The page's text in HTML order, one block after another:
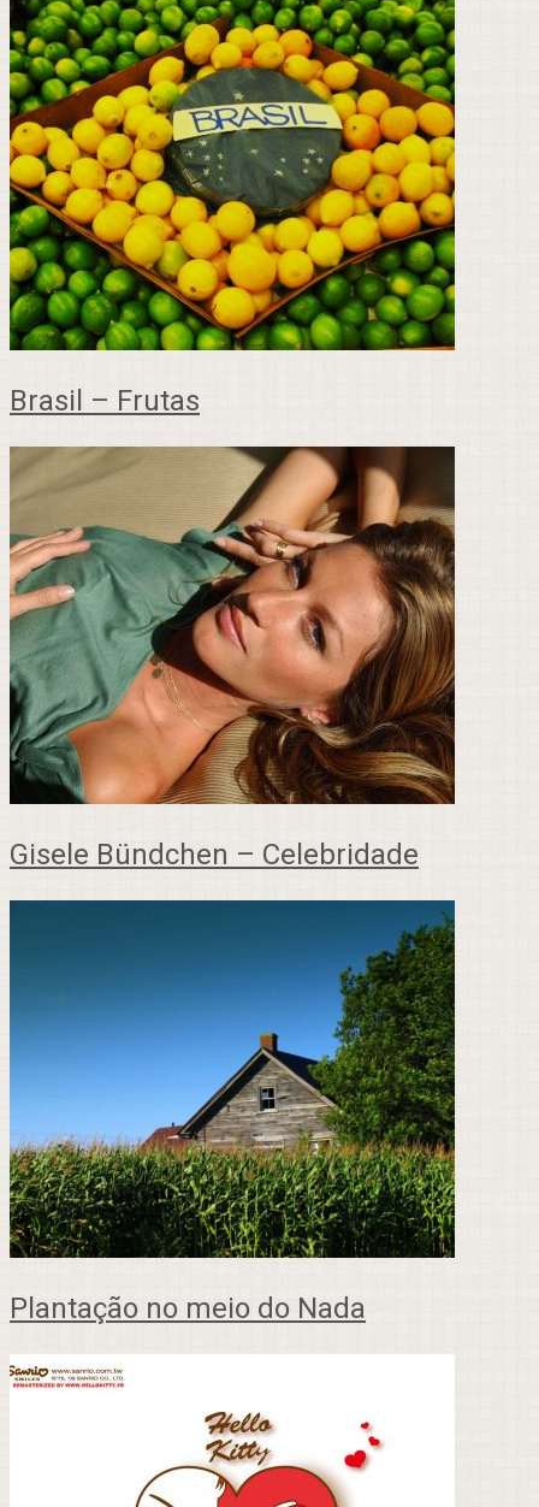
Brasil – Frutas
Gisele Bündchen – Celebridade
Plantação no meio do Nada